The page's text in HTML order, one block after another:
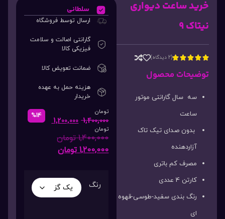
خرید ساعت دیواری
نیتاک 9




(2 دیدگاه)
توضیحات محصول
سه سال گارانتی موتور
ساعت
بدون صدای تیک تاک
آزاردهنده
مصرف کم باتری
کارتن 4 عددی
رنگ بندی سفید-طوسی-قهوه
ای
سلطانی
ارسال توسط فروشگاه
گارانتی اصالت و سلامت
فیزیکی کالا
ضمانت تعویض کالا
هزینه حمل به عهده
خریدار
تومان
1,400,000
1,200,000
تومان
%14
1,400,000 تومان
1,200,000 تومان
رنگ